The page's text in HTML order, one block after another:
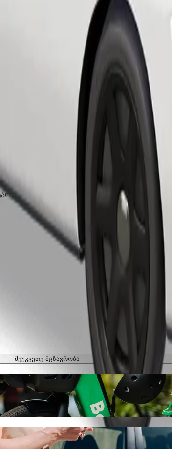
მორჩი, პატარა ცხოველებს სჭირდებათ
შეუკვეთე მგზავრობა
მდე Bolt-ით